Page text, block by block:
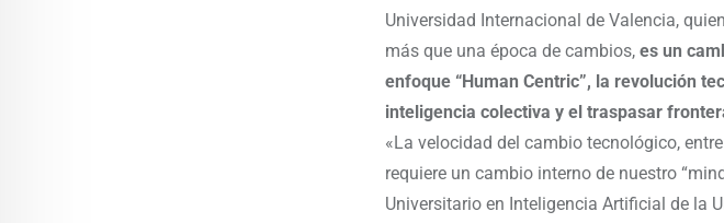
Universidad Internacional de Valencia,
más que una época de cambios, es un
enfoque “Human Centric”, la revolución
inteligencia colectiva y el traspasar
«La velocidad del cambio tecnológico,
requiere un cambio interno de nuestro
Universitario en Inteligencia Artificial de la